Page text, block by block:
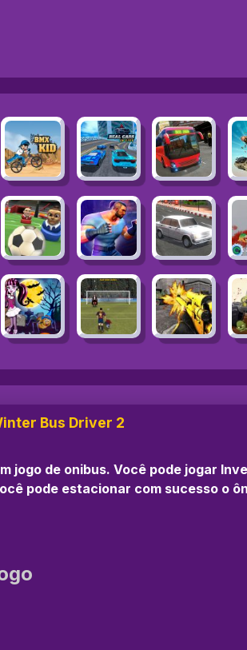
Bus Driver 2
jogo de onibus. Você pode jogar
pode estacionar com sucesso o